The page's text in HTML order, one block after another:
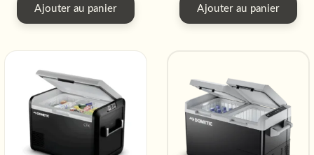
Ajouter au panier Ajouter au panier